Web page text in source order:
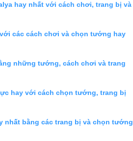
hay nhất với cách chơi, trang bị và
các cách chơi và chọn tướng hay
những tướng, cách chơi và trang
hay với cách chọn tướng, trang bị
nhất bằng các trang bị và chọn tướng